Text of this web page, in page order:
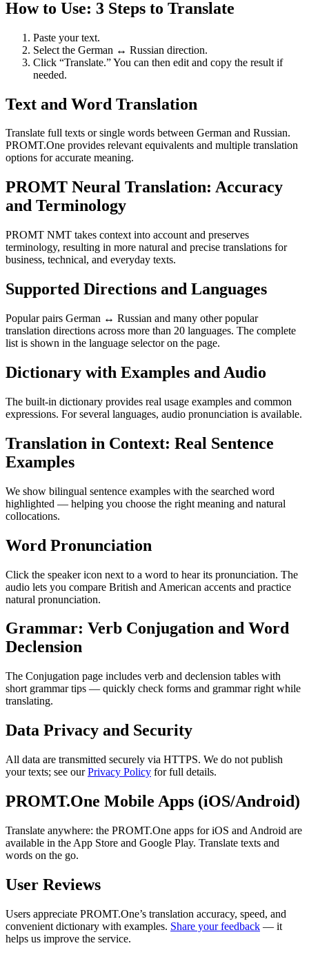
How to Use: 3 Steps to Translate
Paste your text.
Select the German ↔ Russian direction.
Click “Translate.” You can then edit and copy the result if
needed.
Text and Word Translation
Translate full texts or single words between German and Russian.
PROMT.One provides relevant equivalents and multiple translation
options for accurate meaning.
PROMT Neural Translation: Accuracy
and Terminology
PROMT NMT takes context into account and preserves
terminology, resulting in more natural and precise translations for
business, technical, and everyday texts.
Supported Directions and Languages
Popular pairs German ↔ Russian and many other popular
translation directions across more than 20 languages. The complete
list is shown in the language selector on the page.
Dictionary with Examples and Audio
The built-in dictionary provides real usage examples and common
expressions. For several languages, audio pronunciation is available.
Translation in Context: Real Sentence
Examples
We show bilingual sentence examples with the searched word
highlighted — helping you choose the right meaning and natural
collocations.
Word Pronunciation
Click the speaker icon next to a word to hear its pronunciation. The
audio lets you compare British and American accents and practice
natural pronunciation.
Grammar: Verb Conjugation and Word
Declension
The Conjugation page includes verb and declension tables with
short grammar tips — quickly check forms and grammar right while
translating.
Data Privacy and Security
All data are transmitted securely via HTTPS. We do not publish
your texts; see ourPrivacy Policy for full details.
PROMT.One Mobile Apps (iOS/Android)
Translate anywhere: the PROMT.One apps for iOS and Android are
available in the App Store and Google Play. Translate texts and
words on the go.
User Reviews
Users appreciate PROMT.One’s translation accuracy, speed, and
convenient dictionary with examples. Share your feedback — it
helps us improve the service.